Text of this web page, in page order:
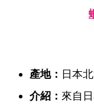
產地： 日本
介紹： 來自